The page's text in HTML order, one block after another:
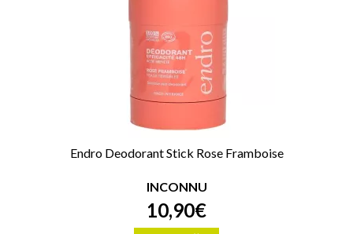
Endro Deodorant Stick Rose Framboise
INCONNU
10,90€